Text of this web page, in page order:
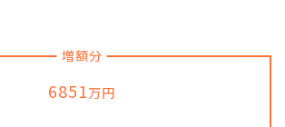
バイクの交通事故
自転車の交通事故
増額分
6851万円